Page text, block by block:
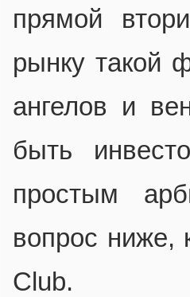
прямой
рынку такой
ангелов и
быть
простым
вопрос ниже,
Club.